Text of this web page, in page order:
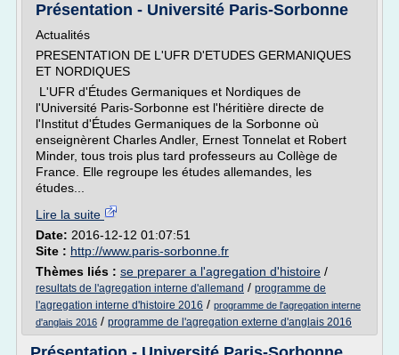
Présentation - Université Paris-Sorbonne
Actualités
PRESENTATION DE L'UFR D'ETUDES GERMANIQUES
ET NORDIQUES
L'UFR d'Études Germaniques et Nordiques de
l'Université Paris-Sorbonne est l'héritière directe de
l'Institut d'Études Germaniques de la Sorbonne où
enseignèrent Charles Andler, Ernest Tonnelat et Robert
Minder, tous trois plus tard professeurs au Collège de
France. Elle regroupe les études allemandes, les
études...
Lire la suite
Date: 2016-12-12 01:07:51
Site : http://www.paris-sorbonne.fr
Thèmes liés : se preparer a l'agregation d'histoire /
resultats de l'agregation interne d'allemand / programme de
l'agregation interne d'histoire 2016 / programme de l'agregation interne
d'anglais 2016 / programme de l'agregation externe d'anglais 2016